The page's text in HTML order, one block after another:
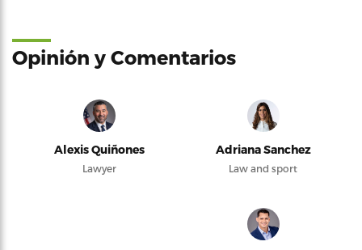
Opinión y Comentarios
Alexis Quiñones
Lawyer
Adriana Sanchez
Law and sport